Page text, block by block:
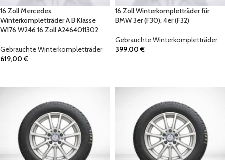
16 Zoll Mercedes
Winterkompletträder A B Klasse
W176 W246 16 Zoll A2464011302
Gebrauchte Winterkompletträder
619,00€
16 Zoll Winterkompletträder für
BMW 3er (F30), 4er (F32)
Gebrauchte Winterkompletträder
399,00€